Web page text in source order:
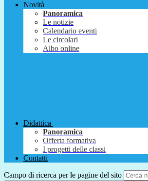
Novità
Panoramica
Le notizie
Calendario eventi
Le circolari
Albo online
Didattica
Panoramica
Offerta formativa
I progetti delle classi
Contatti
Campo di ricerca per le pagine del sito